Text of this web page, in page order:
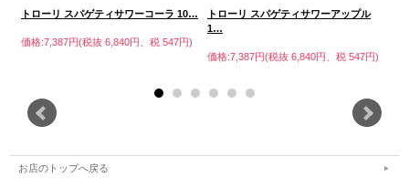
トローリ スパゲティサワーコーラ 10…
価格:7,387円(税抜 6,840円、税 547円)
トローリ スパゲティサワーアップル
1…
価格:7,387円(税抜 6,840円、税 547円)
お店のトップへ戻る